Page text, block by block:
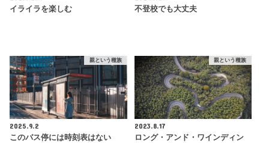
イライラを楽しむ
不登校でも大丈夫
親という種族
2025.9.2
このバス停には時刻表はない
親という種族
2023.8.17
ロング・アンド・ワインディン